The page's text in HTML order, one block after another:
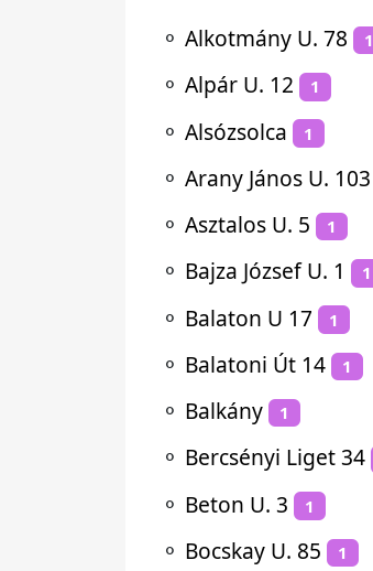
⚬ Alkotmány U. 78 1
⚬ Alpár U. 12 1
⚬ Alsózsolca 1
⚬ Arany János U. 103
⚬ Asztalos U. 5 1
⚬ Bajza József U. 1 1
⚬ Balaton U 17 1
⚬ Balatoni Út 14 1
⚬ Balkány 1
⚬ Bercsényi Liget 34
⚬ Beton U. 3 1
⚬ Bocskay U. 85 1